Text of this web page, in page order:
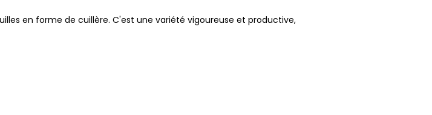
en forme de cuillère. C'est une variété vigoureuse et productive,